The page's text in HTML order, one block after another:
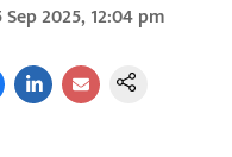
Sep 2025, 12:04 pm